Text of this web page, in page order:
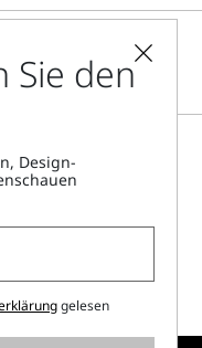
Sie den
Design-
gelesen